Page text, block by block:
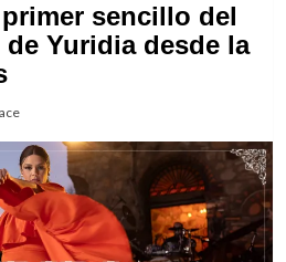
sencillo del
Yuridia desde la